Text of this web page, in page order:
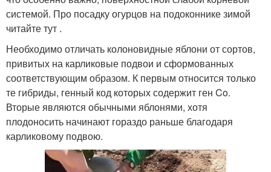
системой. Про посадку огурцов на подоконнике зимой
читайте тут .
Необходимо отличать колоновидные яблони от сортов,
привитых на карликовые подвои и сформованных
соответствующим образом. К первым относится только
те гибриды, генный код которых содержит ген Co.
Вторые являются обычными яблонями, хотя
плодоносить начинают гораздо раньше благодаря
карликовому подвою.